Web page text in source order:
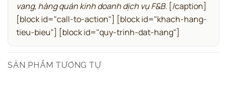
vang, hàng quán kinh doanh dịch vụ F&B. [/caption]
[block id="call-to-action"] [block id="khach-hang-
tieu-bieu"] [block id="quy-trinh-dat-hang"]
SẢN PHẨM TƯƠNG TỰ